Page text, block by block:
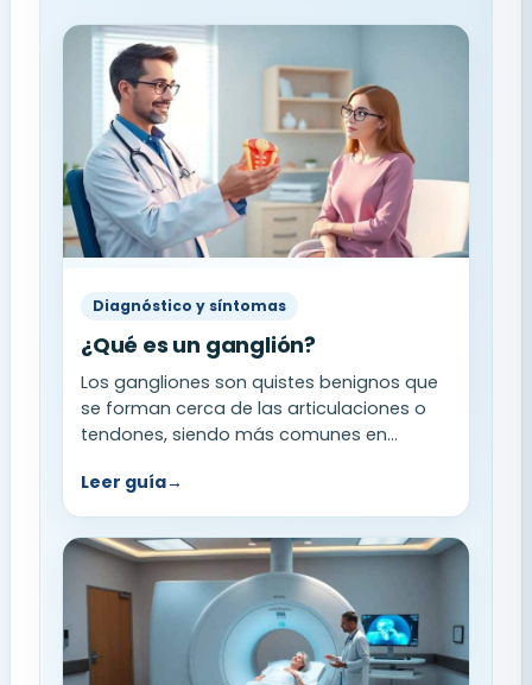
Diagnóstico y síntomas
¿Qué es un ganglión?
Los gangliones son quistes benignos que
se forman cerca de las articulaciones o
tendones, siendo más comunes en...
Leer guía→